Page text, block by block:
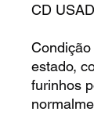
CD
estado,
furinhos